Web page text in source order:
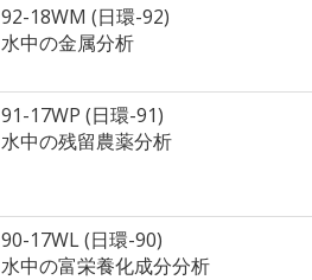
92-18WM (日環-92)
水中の金属分析
91-17WP (日環-91)
水中の残留農薬分析
90-17WL (日環-90)
水中の富栄養化成分分析